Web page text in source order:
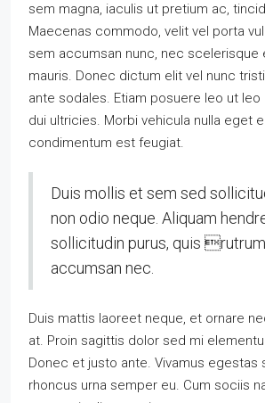
sem magna, iaculis ut pretium ac,
Maecenas commodo, velit vel porta
sem accumsan nunc, nec scelerisque
mauris. Donec dictum elit vel nunc
ante sodales. Etiam posuere leo ut leo
dui ultricies. Morbi vehicula nulla eget
condimentum est feugiat.
Duis mollis et sem sed
non odio neque. Aliquam
sollicitudin purus, quis
accumsan nec.
Duis mattis laoreet neque, et ornare
at. Proin sagittis dolor sed mi
Donec et justo ante. Vivamus egestas
rhoncus urna semper eu. Cum sociis